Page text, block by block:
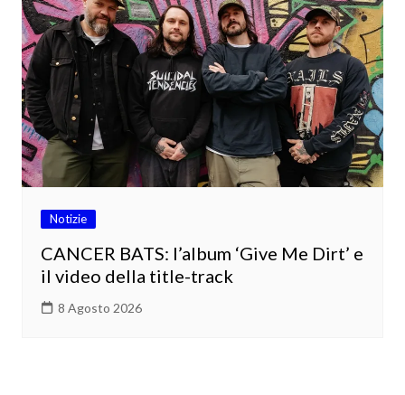
Notizie
CANCER BATS: l’album ‘Give Me Dirt’ e
il video della title-track
8 Agosto 2026